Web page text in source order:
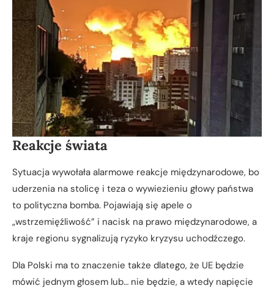
Reakcje świata
Sytuacja wywołała alarmowe reakcje międzynarodowe, bo
uderzenia na stolicę i teza o wywiezieniu głowy państwa
to polityczna bomba. Pojawiają się apele o
„wstrzemięźliwość” i nacisk na prawo międzynarodowe, a
kraje regionu sygnalizują ryzyko kryzysu uchodźczego.
Dla Polski ma to znaczenie także dlatego, że UE będzie
mówić jednym głosem lub… nie będzie, a wtedy napięcie